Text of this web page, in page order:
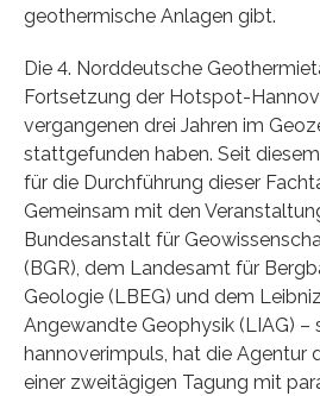
geothermische Anlagen gibt.
Die 4. Norddeutsche
Fortsetzung der Hotspot-
vergangenen drei Jahren im
stattgefunden haben. Seit
für die Durchführung dieser
Gemeinsam mit den
Bundesanstalt für
(BGR), dem Landesamt für
Geologie (LBEG) und dem
Angewandte Geophysik (LIAG) –
hannoverimpuls, hat die Agentur
einer zweitägigen Tagung mit